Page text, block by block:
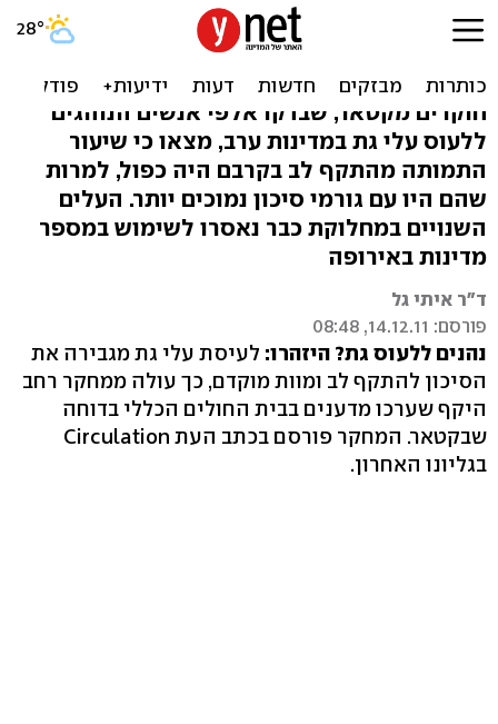
מחקר: לעיסת גת מכפילה
הסיכון להתקף לב
חוקרים מקטאר, שבדקו אלפי אנשים הנוהגים
ללעוס עלי גת במדינות ערב, מצאו כי שיעור
התמותה מהתקף לב בקרבם היה כפול, למרות
שהם היו עם גורמי סיכון נמוכים יותר. העלים
השנויים במחלוקת כבר נאסרו לשימוש במספר
מדינות באירופה
ד"ר איתי גל
פורסם: 14.12.11, 08:48
נהנים ללעוס גת? היזהרו: לעיסת עלי גת מגבירה את
הסיכון להתקף לב ומוות מוקדם, כך עולה ממחקר רחב
היקף שערכו מדענים בבית החולים הכללי בדוחה
שבקטאר. המחקר פורסם בכתב העת Circulation
בגליונו האחרון.